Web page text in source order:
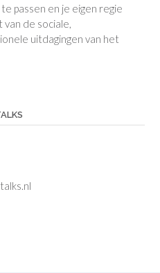
passen en je eigen regie
de sociale,
uitdagingen van het